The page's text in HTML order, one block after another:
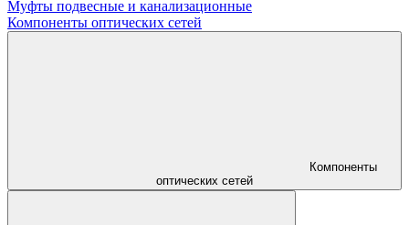
Муфты подвесные и канализационные
Компоненты оптических сетей
Компоненты
оптических сетей